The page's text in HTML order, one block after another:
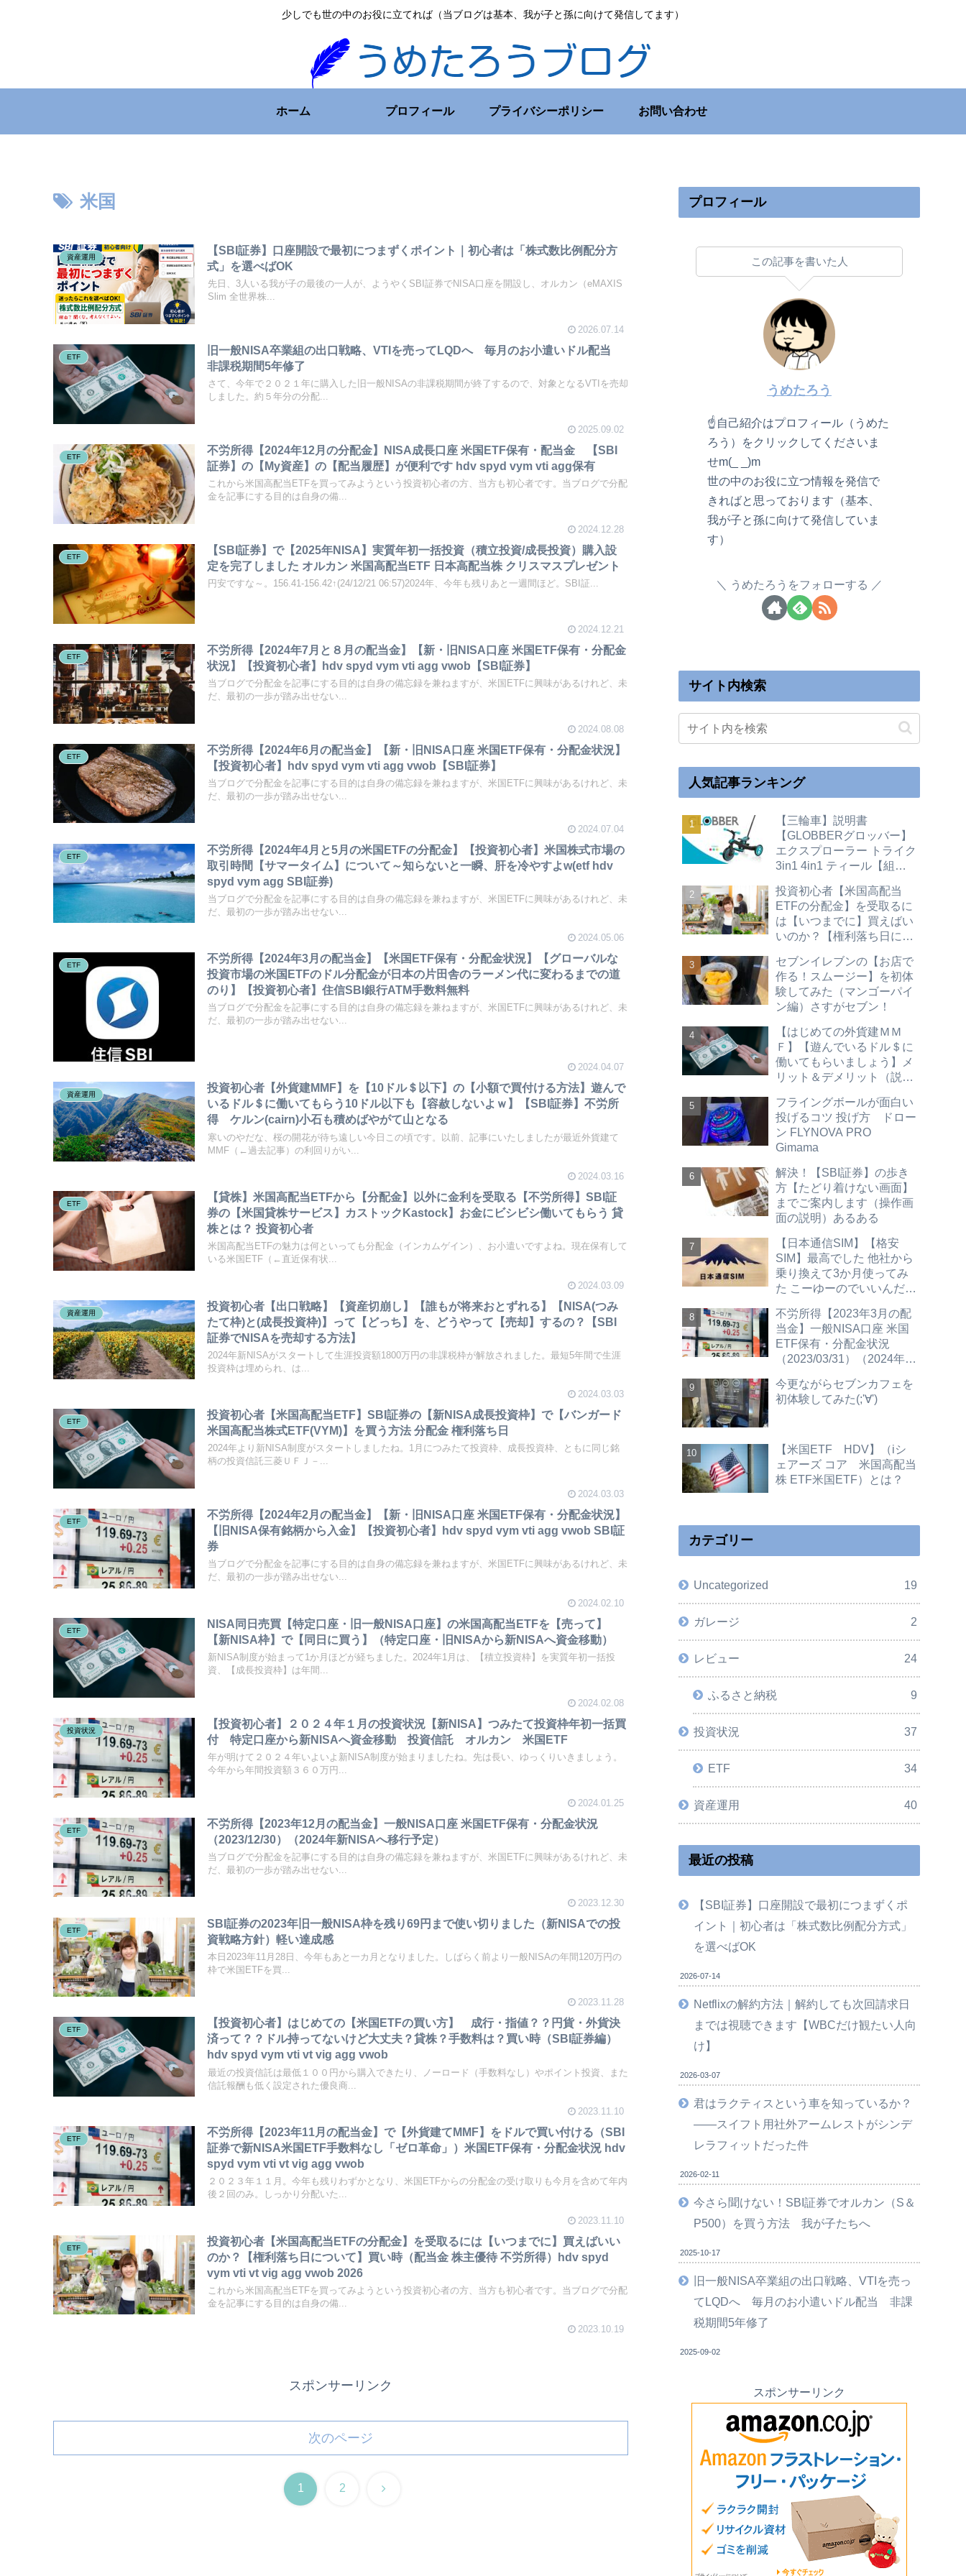
少しでも世の中のお役に立てれば（当ブログは基本、我が子と孫に向けて発信してます）
ホーム プロフィール プライバシーポリシー お問い合わせ
米国
資産運用
【SBI証券】口座開設で最初につまずくポイント｜初心者は「株式数比例配分方
式」を選べばOK
先日、3人いる我が子の最後の一人が、ようやくSBI証券でNISA口座を開設し、オルカン（eMAXIS
Slim 全世界株...
2026.07.14
ETF
旧一般NISA卒業組の出口戦略、VTIを売ってLQDへ 毎月のお小遣いドル配当
非課税期間5年修了
さて、今年で２０２１年に購入した旧一般NISAの非課税期間が終了するので、対象となるVTIを売却
しました。約５年分の分配...
2025.09.02
ETF
不労所得【2024年12月の分配金】NISA成長口座 米国ETF保有・配当金 【SBI
証券】の【My資産】の【配当履歴】が便利です hdv spyd vym vti agg保有
これから米国高配当ETFを買ってみようという投資初心者の方、当方も初心者です。当ブログで分配
金を記事にする目的は自身の備...
2024.12.28
ETF
【SBI証券】で【2025年NISA】実質年初一括投資（積立投資/成長投資）購入設
定を完了しました オルカン 米国高配当ETF 日本高配当株 クリスマスプレゼント
円安ですな～。156.41-156.42↑(24/12/21 06:57)2024年、今年も残りあと一週間ほど。SBI証...
2024.12.21
ETF
不労所得【2024年7月と８月の配当金】【新・旧NISA口座 米国ETF保有・分配金
状況】【投資初心者】hdv spyd vym vti agg vwob【SBI証券】
当ブログで分配金を記事にする目的は自身の備忘録を兼ねますが、米国ETFに興味があるけれど、未
だ、最初の一歩が踏み出せない...
2024.08.08
ETF
不労所得【2024年6月の配当金】【新・旧NISA口座 米国ETF保有・分配金状況】
【投資初心者】hdv spyd vym vti agg vwob【SBI証券】
当ブログで分配金を記事にする目的は自身の備忘録を兼ねますが、米国ETFに興味があるけれど、未
だ、最初の一歩が踏み出せない...
2024.07.04
ETF
不労所得【2024年4月と5月の米国ETFの分配金】【投資初心者】米国株式市場の
取引時間【サマータイム】について～知らないと一瞬、肝を冷やすよw(etf hdv
spyd vym agg SBI証券)
当ブログで分配金を記事にする目的は自身の備忘録を兼ねますが、米国ETFに興味があるけれど、未
だ、最初の一歩が踏み出せない...
2024.05.06
ETF
不労所得【2024年3月の配当金】【米国ETF保有・分配金状況】【グローバルな
投資市場の米国ETFのドル分配金が日本の片田舎のラーメン代に変わるまでの道
のり】【投資初心者】住信SBI銀行ATM手数料無料
当ブログで分配金を記事にする目的は自身の備忘録を兼ねますが、米国ETFに興味があるけれど、未
だ、最初の一歩が踏み出せない...
2024.04.07
資産運用
投資初心者【外貨建MMF】を【10ドル＄以下】の【小額で買付ける方法】遊んで
いるドル＄に働いてもらう10ドル以下も【容赦しないよｗ】【SBI証券】不労所
得 ケルン(cairn)小石も積めばやがて山となる
寒いのやだな、桜の開花が待ち遠しい今日この頃です。以前、記事にいたしましたが最近外貨建て
MMF（←過去記事）の利回りがい...
2024.03.16
ETF
【貸株】米国高配当ETFから【分配金】以外に金利を受取る【不労所得】SBI証
券の【米国貸株サービス】カストックKastock】お金にビシビシ働いてもらう 貸
株とは？ 投資初心者
米国高配当ETFの魅力は何といっても分配金（インカムゲイン）、お小遣いですよね。現在保有して
いる米国ETF（←直近保有状...
2024.03.09
資産運用
投資初心者【出口戦略】【資産切崩し】【誰もが将来おとずれる】【NISA(つみ
たて枠)と(成長投資枠)】って【どっち】を、どうやって【売却】するの？【SBI
証券でNISAを売却する方法】
2024年新NISAがスタートして生涯投資額1800万円の非課税枠が解放されました。最短5年間で生涯
投資枠は埋められ、は...
2024.03.03
ETF
投資初心者【米国高配当ETF】SBI証券の【新NISA成長投資枠】で【バンガード
米国高配当株式ETF(VYM)】を買う方法 分配金 権利落ち日
2024年より新NISA制度がスタートしましたね。1月につみたて投資枠、成長投資枠、ともに同じ銘
柄の投資信託三菱ＵＦＪ－...
2024.03.03
ETF
不労所得【2024年2月の配当金】【新・旧NISA口座 米国ETF保有・分配金状況】
【旧NISA保有銘柄から入金】【投資初心者】hdv spyd vym vti agg vwob SBI証
券
当ブログで分配金を記事にする目的は自身の備忘録を兼ねますが、米国ETFに興味があるけれど、未
だ、最初の一歩が踏み出せない...
2024.02.10
ETF
NISA同日売買【特定口座・旧一般NISA口座】の米国高配当ETFを【売って】
【新NISA枠】で【同日に買う】（特定口座・旧NISAから新NISAへ資金移動）
新NISA制度が始まって1か月ほどが経ちました。2024年1月は、【積立投資枠】を実質年初一括投
資、【成長投資枠】は年間...
2024.02.08
投資状況
【投資初心者】２０２４年１月の投資状況【新NISA】つみたて投資枠年初一括買
付 特定口座から新NISAへ資金移動 投資信託 オルカン 米国ETF
年が明けて２０２４年いよいよ新NISA制度が始まりましたね。先は長い、ゆっくりいきましょう。
今年から年間投資額３６０万円...
2024.01.25
ETF
不労所得【2023年12月の配当金】一般NISA口座 米国ETF保有・分配金状況
（2023/12/30）（2024年新NISAへ移行予定）
当ブログで分配金を記事にする目的は自身の備忘録を兼ねますが、米国ETFに興味があるけれど、未
だ、最初の一歩が踏み出せない...
2023.12.30
ETF
SBI証券の2023年旧一般NISA枠を残り69円まで使い切りました（新NISAでの投
資戦略方針）軽い達成感
本日2023年11月28日、今年もあと一カ月となりました。しばらく前より一般NISAの年間120万円の
枠で米国ETFを買...
2023.11.28
ETF
【投資初心者】はじめての【米国ETFの買い方】 成行・指値？？円貨・外貨決
済って？？ドル持ってないけど大丈夫？貸株？手数料は？買い時（SBI証券編）
hdv spyd vym vti vt vig agg vwob
最近の投資信託は最低１００円から購入できたり、ノーロード（手数料なし）やポイント投資、また
信託報酬も低く設定された優良商...
2023.11.10
ETF
不労所得【2023年11月の配当金】で【外貨建てMMF】をドルで買い付ける（SBI
証券で新NISA米国ETF手数料なし「ゼロ革命」）米国ETF保有・分配金状況 hdv
spyd vym vti vt vig agg vwob
２０２３年１１月。今年も残りわずかとなり、米国ETFからの分配金の受け取りも今月を含めて年内
後２回のみ。しっかり分配いた...
2023.11.10
ETF
投資初心者【米国高配当ETFの分配金】を受取るには【いつまでに】買えばいい
のか？【権利落ち日について】買い時（配当金 株主優待 不労所得）hdv spyd
vym vti vt vig agg vwob 2026
これから米国高配当ETFを買ってみようという投資初心者の方、当方も初心者です。当ブログで分配
金を記事にする目的は自身の備...
2023.10.19
スポンサーリンク
次のページ
1 2 次
プロフィール
この記事を書いた人
うめたろう
☝自己紹介はプロフィール（うめた
ろう）をクリックしてくださいま
せm(_ _)m
世の中のお役に立つ情報を発信で
きればと思っております（基本、
我が子と孫に向けて発信していま
す）
うめたろうをフォローする
サイト内検索
人気記事ランキング
【三輪車】説明書
【GLOBBERグロッバー】
エクスプローラー トライク
3in1 4in1 ティール【組立
身】二輪
投資初心者【米国高配当
ETFの分配金】を受取るに
は【いつまでに】買えばい
いのか？【権利落ち日につ
優待 不労所得）hdv spyd
vym vti vt vig agg vwob
2026
セブンイレブンの【お店で
作る！スムージー】を初体
験してみた（マンゴーパイ
ン編）さすがセブン！
【はじめての外貨建ＭＭ
Ｆ】【遊んでいるドル＄に
働いてもらいましょう】メ
リット＆デメリット（説明
編）hdv spyd vym vti vt vig
agg vwob
フライングボールが面白い
投げるコツ 投げ方 ドロー
ン FLYNOVA PRO
Gimama
解決！【SBI証券】の歩き
方【たどり着けない画面】
までご案内します（操作画
面の説明）あるある
【日本通信SIM】【格安
SIM】最高でした 他社から
乗り換えて3か月使ってみ
た こーゆーのでいいんだよ
ラン紹介）
不労所得【2023年3月の配
当金】一般NISA口座 米国
ETF保有・分配金状況
（2023/03/31）（2024年新
今更ながらセブンカフェを
初体験してみた(;'∀')
【米国ETF HDV】（iシ
ェアーズ コア 米国高配当
株 ETF米国ETF）とは？
カテゴリー
Uncategorized 19
ガレージ 2
レビュー 24
ふるさと納税 9
投資状況 37
ETF 34
資産運用 40
最近の投稿
【SBI証券】口座開設で最初につまずくポ
イント｜初心者は「株式数比例配分方式」
を選べばOK
2026-07-14
Netflixの解約方法｜解約しても次回請求日
までは視聴できます【WBCだけ観たい人向
け】
2026-03-07
君はラクティスという車を知っているか？
――スイフト用社外アームレストがシンデ
レラフィットだった件
2026-02-11
今さら聞けない！SBI証券でオルカン（S＆
P500）を買う方法 我が子たちへ
2025-10-17
旧一般NISA卒業組の出口戦略、VTIを売っ
てLQDへ 毎月のお小遣いドル配当 非課
税期間5年修了
2025-09-02
スポンサーリンク